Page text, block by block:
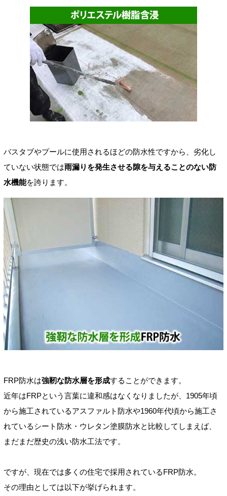
バスタブやプールに使用されるほどの防水性ですから、劣化し
ていない状態では雨漏りを発生させる隙を与えることのない防
水機能を誇ります。
FRP防水は強靭な防水層を形成することができます。
近年はFRPという言葉に違和感はなくなりましたが、1905年頃
から施工されているアスファルト防水や1960年代頃から施工さ
れているシート防水・ウレタン塗膜防水と比較してしまえば、
まだまだ歴史の浅い防水工法です。
ですが、現在では多くの住宅で採用されているFRP防水。
その理由としては以下が挙げられます。